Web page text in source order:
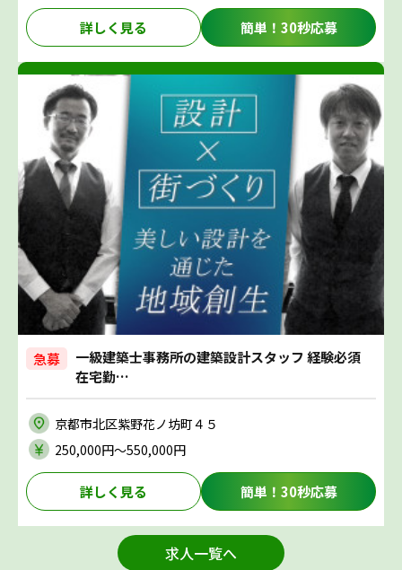
詳しく見る 簡単！30秒応募
急募
一級建築士事務所の建築設計スタッフ 経験必須
在宅勤…
京都市北区紫野花ノ坊町４５
250,000円〜550,000円
詳しく見る 簡単！30秒応募
求人一覧へ